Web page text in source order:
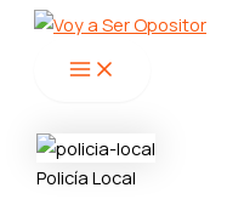
contenido
Menu
Policía Local